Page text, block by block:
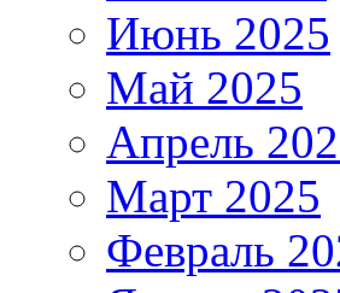
Июнь 2025
Май 2025
Апрель
Март 2025
Февраль